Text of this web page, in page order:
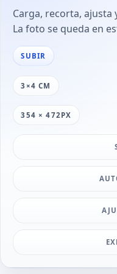
Carga, recorta, ajusta
La foto se queda en
SUBIR
3×4 CM
354 × 472PX